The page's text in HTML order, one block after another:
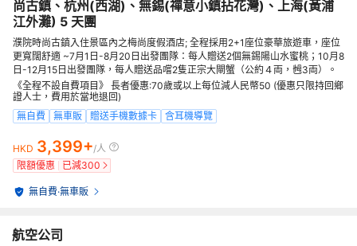
尚古鎮、杭州(西湖)、無錫(禪意小鎮拈花灣)、上海(黃浦
江外灘) 5 天團
濮院時尚古鎮入住景區內之梅尚度假酒店; 全程採用2+1座位豪華旅遊車，座位
更寬闊舒適 ~7月1日-8月20日出發團隊：每人贈送2個無錫陽山水蜜桃；10月8
日-12月15日出發團隊，每人贈送品嚐2隻正宗大閘蟹（公約４両，乸3両）。
《全程不設自費項目》 長者優惠:70歲或以上每位減人民幣50 (優惠只限持回鄉
證人士，費用於當地退回)
無自費
無車販 贈送手機數據卡 含耳機導覽
HKD 3,399+/人
限額優惠
已減300
無自費·無車販
航空公司